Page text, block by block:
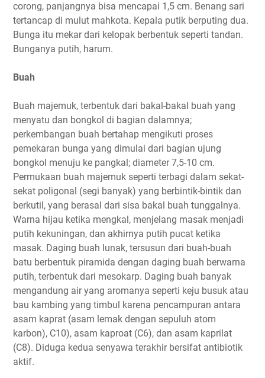
corong, panjangnya bisa mencapai 1,5 cm. Benang sari
tertancap di mulut mahkota. Kepala putik berputing dua.
Bunga itu mekar dari kelopak berbentuk seperti tandan.
Bunganya putih, harum.
Buah
Buah majemuk, terbentuk dari bakal-bakal buah yang
menyatu dan bongkol di bagian dalamnya;
perkembangan buah bertahap mengikuti proses
pemekaran bunga yang dimulai dari bagian ujung
bongkol menuju ke pangkal; diameter 7,5-10 cm.
Permukaan buah majemuk seperti terbagi dalam sekat-
sekat poligonal (segi banyak) yang berbintik-bintik dan
berkutil, yang berasal dari sisa bakal buah tunggalnya.
Warna hijau ketika mengkal, menjelang masak menjadi
putih kekuningan, dan akhirnya putih pucat ketika
masak. Daging buah lunak, tersusun dari buah-buah
batu berbentuk piramida dengan daging buah berwarna
putih, terbentuk dari mesokarp. Daging buah banyak
mengandung air yang aromanya seperti keju busuk atau
bau kambing yang timbul karena pencampuran antara
asam kaprat (asam lemak dengan sepuluh atom
karbon), C10), asam kaproat (C6), dan asam kaprilat
(C8). Diduga kedua senyawa terakhir bersifat antibiotik
aktif.